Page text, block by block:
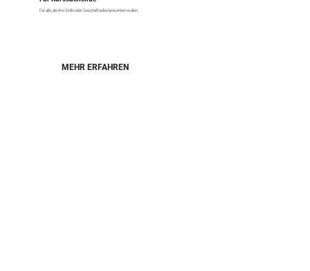
Für alle, die ihre Skills oder Geschäftsidee bewerben wollen.
MEHR ERFAHREN